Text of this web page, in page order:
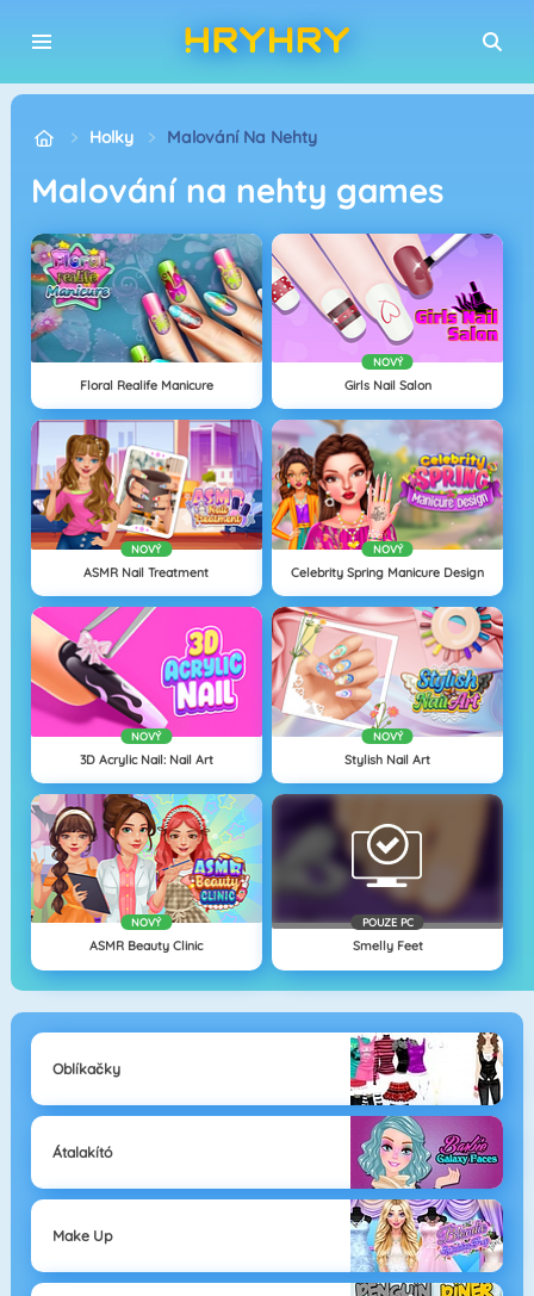
Holky Malování Na Nehty
Malování na nehty games
Floral Realife Manicure
NOVÝ
Girls Nail Salon
NOVÝ
ASMR Nail Treatment
NOVÝ
Celebrity Spring Manicure Design
NOVÝ
3D Acrylic Nail: Nail Art
NOVÝ
Stylish Nail Art
NOVÝ
ASMR Beauty Clinic
POUZE PC
Smelly Feet
Oblíkačky
Átalakító
Make Up